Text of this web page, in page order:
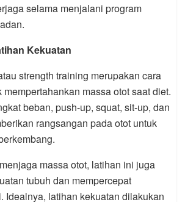
selama menjalani program
Kekuatan
strength training merupakan cara
massa otot saat diet.
beban, push-up, squat, sit-up, dan
rangsangan pada otot untuk
massa otot, latihan ini juga
tubuh dan mempercepat
Idealnya, latihan kekuatan dilakukan